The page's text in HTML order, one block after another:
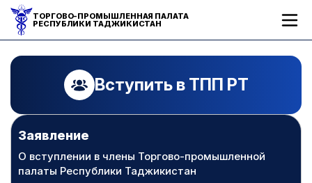
ТОРГОВО-ПРОМЫШЛЕННАЯ ПАЛАТА
РЕСПУБЛИКИ ТАДЖИКИСТАН
Вступить в ТПП РТ
Заявление
О вступлении в члены Торгово-промышленной
палаты Республики Таджикистан